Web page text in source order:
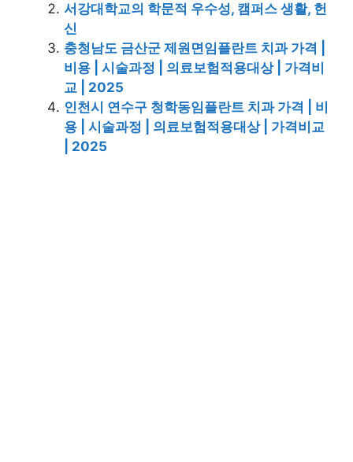
서강대학교의 학문적 우수성, 캠퍼스 생활, 헌
신
충청남도 금산군 제원면임플란트 치과 가격 |
비용 | 시술과정 | 의료보험적용대상 | 가격비
교 | 2025
인천시 연수구 청학동임플란트 치과 가격 | 비
용 | 시술과정 | 의료보험적용대상 | 가격비교
| 2025